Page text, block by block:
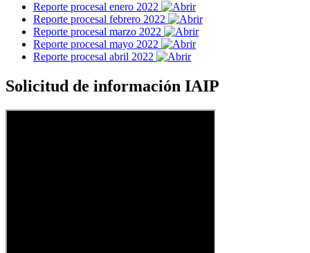
Reporte procesal enero 2022
Reporte procesal febrero 2022
Reporte procesal marzo 2022
Reporte procesal mayo 2022
Reporte procesal abril 2022
Solicitud de información IAIP